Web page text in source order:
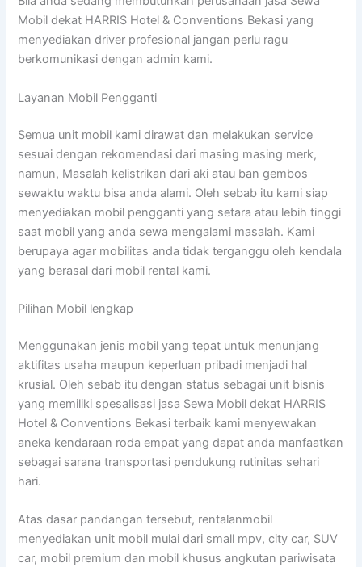
Mobil dekat HARRIS Hotel & Conventions Bekasi yang
menyediakan driver profesional jangan perlu ragu
berkomunikasi dengan admin kami.
Layanan Mobil Pengganti
Semua unit mobil kami dirawat dan melakukan service
sesuai dengan rekomendasi dari masing masing merk,
namun, Masalah kelistrikan dari aki atau ban gembos
sewaktu waktu bisa anda alami. Oleh sebab itu kami siap
menyediakan mobil pengganti yang setara atau lebih tinggi
saat mobil yang anda sewa mengalami masalah. Kami
berupaya agar mobilitas anda tidak terganggu oleh kendala
yang berasal dari mobil rental kami.
Pilihan Mobil lengkap
Menggunakan jenis mobil yang tepat untuk menunjang
aktifitas usaha maupun keperluan pribadi menjadi hal
krusial. Oleh sebab itu dengan status sebagai unit bisnis
yang memiliki spesalisasi jasa Sewa Mobil dekat HARRIS
Hotel & Conventions Bekasi terbaik kami menyewakan
aneka kendaraan roda empat yang dapat anda manfaatkan
sebagai sarana transportasi pendukung rutinitas sehari
hari.
Atas dasar pandangan tersebut, rentalanmobil
menyediakan unit mobil mulai dari small mpv, city car, SUV
car, mobil premium dan mobil khusus angkutan pariwisata